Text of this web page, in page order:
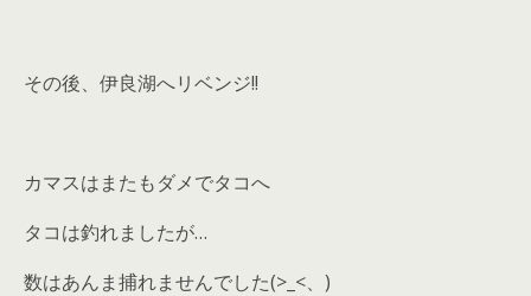
その後、伊良湖へリベンジ!!
カマスはまたもダメでタコへ
タコは釣れましたが…
数はあんま捕れませんでした(>_<、)